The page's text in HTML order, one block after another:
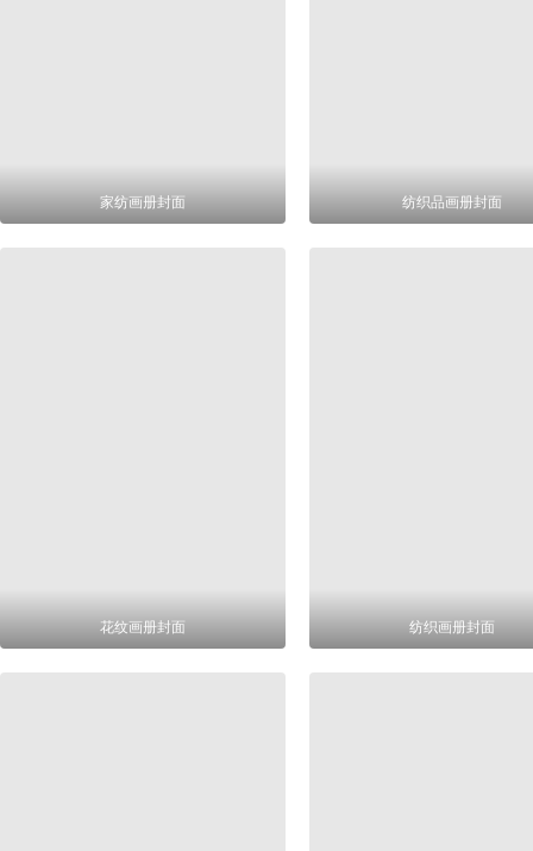
家纺画册封面 纺织品画册封面
花纹画册封面 纺织画册封面